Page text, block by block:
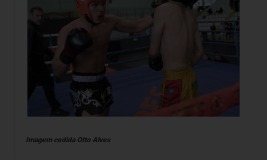
Imagem cedida Otto Alves